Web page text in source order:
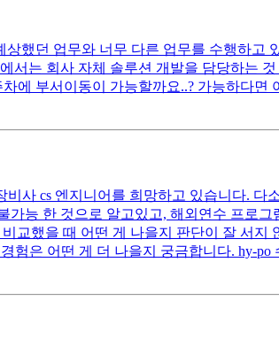
했던 업무와 너무 다른 업무를 수행하고
서는 회사 자체 솔루션 개발을 담당하는
에 부서이동이 가능할까요..? 가능하다면
사 cs 엔지니어를 희망하고 있습니다. 다
능 한 것으로 알고있고, 해외연수 프로그
교했을 때 어떤 게 나을지 판단이 잘 서지
험은 어떤 게 더 나을지 궁금합니다. hy-po